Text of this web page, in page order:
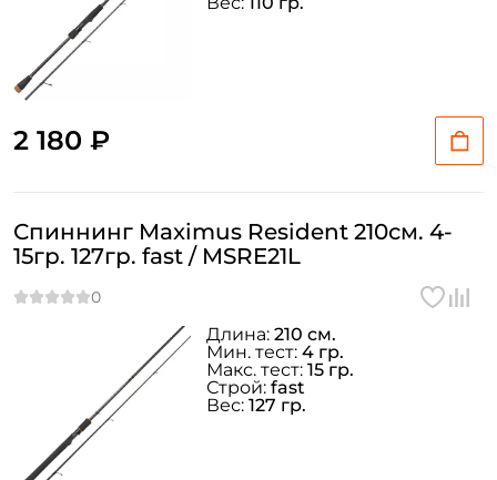
2 180 ₽
Спиннинг Maximus Resident 210см. 4-
15гр. 127гр. fast / MSRE21L
Длина: 210 см.
Мин. тест: 4 гр.
Макс. тест: 15 гр.
Строй: fast
Вес: 127 гр.